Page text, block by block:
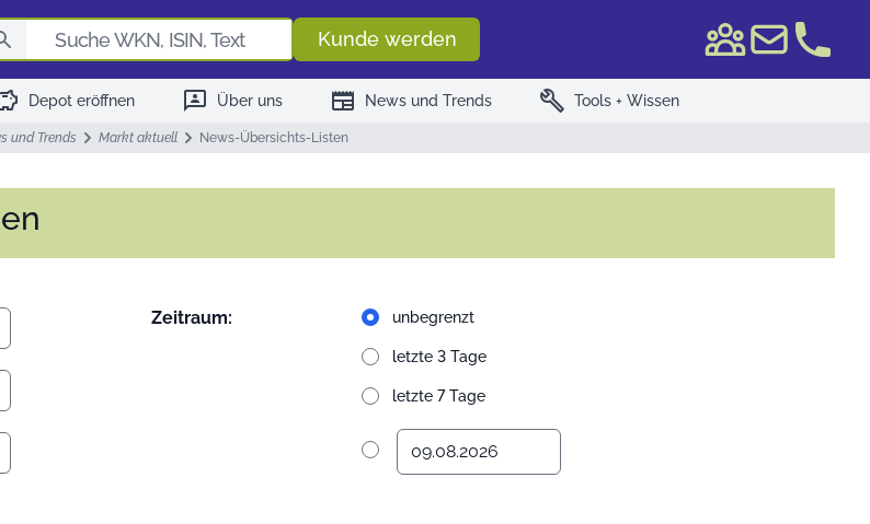
WKN/ISIN
Kunde werden
Depot eröffnen 3p Über uns newspaper News und Trends build Tools + Wissen
und Trends Markt aktuell News-Übersichts-Listen
Zeitraum: unbegrenzt
letzte 3 Tage
letzte 7 Tage